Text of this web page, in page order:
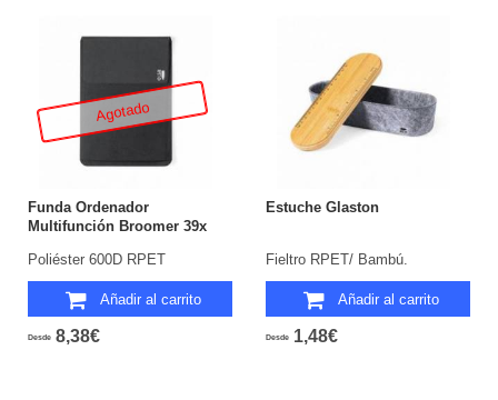
Agotado
Funda Ordenador
Multifunción Broomer 39x
Poliéster 600D RPET
Añadir al carrito
Desde 8,38€
Estuche Glaston
Fieltro RPET/ Bambú.
Añadir al carrito
Desde 1,48€